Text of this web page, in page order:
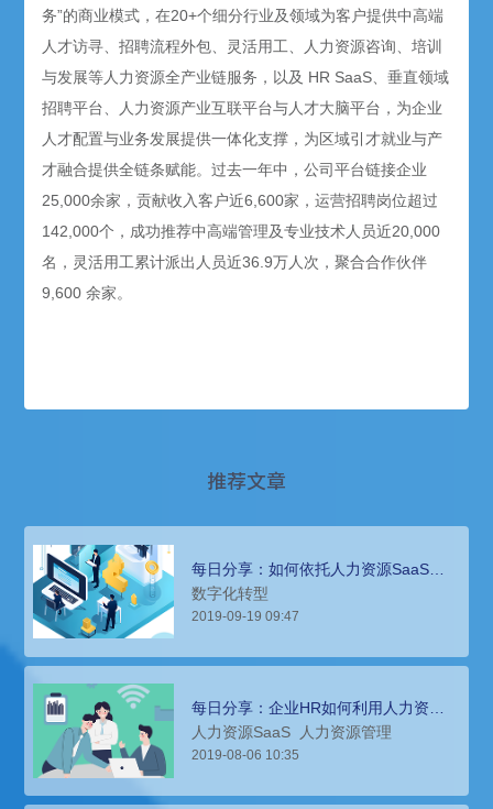
务”的商业模式，在20+个细分行业及领域为客户提供中高端
人才访寻、招聘流程外包、灵活用工、人力资源咨询、培训
与发展等人力资源全产业链服务，以及 HR SaaS、垂直领域
招聘平台、人力资源产业互联平台与人才大脑平台，为企业
人才配置与业务发展提供一体化支撑，为区域引才就业与产
才融合提供全链条赋能。过去一年中，公司平台链接企业
25,000余家，贡献收入客户近6,600家，运营招聘岗位超过
142,000个，成功推荐中高端管理及专业技术人员近20,000
名，灵活用工累计派出人员近36.9万人次，聚合合作伙伴
9,600 余家。
推荐文章
每日分享：如何依托人力资源SaaS完
成人力资源数字化转型
数字化转型
2019-09-19 09:47
每日分享：企业HR如何利用人力资源
saas实现薪酬智能管理
人力资源SaaS 人力资源管理
2019-08-06 10:35